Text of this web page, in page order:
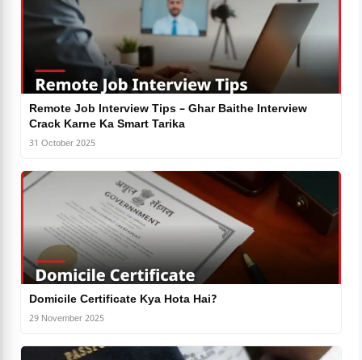
Remote Job Interview Tips – Ghar Baithe Interview
Crack Karne Ka Smart Tarika
31 October 2025
Domicile Certificate Kya Hota Hai?
29 November 2025